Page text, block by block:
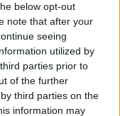
below opt-out
note that after your
seeing
utilized by
parties prior to
of the further
third parties on the
information may